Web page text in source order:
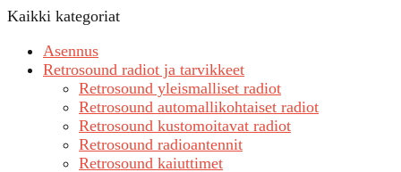
Kaikki kategoriat
Asennus
Retrosound radiot ja tarvikkeet
Retrosound yleismalliset radiot
Retrosound automallikohtaiset radiot
Retrosound kustomoitavat radiot
Retrosound radioantennit
Retrosound kaiuttimet